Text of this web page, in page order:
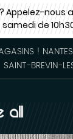
Appelez-nous
samedide
!
SAINT-BREVIN-